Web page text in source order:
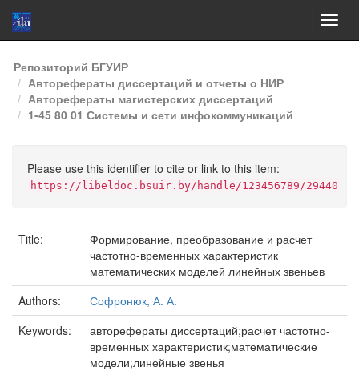
Skip
navigation
Репозиторий БГУИР
Авторефераты диссертаций и отчеты о НИР
Авторефераты магистерских диссертаций
1-45 80 01 Системы и сети инфокоммуникаций
Please use this identifier to cite or link to this item:
https://libeldoc.bsuir.by/handle/123456789/29440
Title:
Формирование, преобразование и расчет
частотно-временных характеристик
математических моделей линейных звеньев
Authors:
Софронюк, А. А.
Keywords:
авторефераты диссертаций;расчет частотно-
временных характеристик;математические
модели;линейные звенья